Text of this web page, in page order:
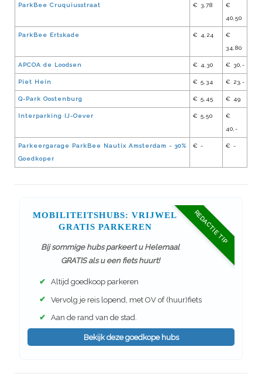
ParkBee Cruquiusstraat € 3,78
€
40,50
ParkBee Ertskade € 4,24
€
34,80
APCOA de Loodsen € 4,30 € 30,-
Piet Hein € 5,34 € 23,-
Q-Park Oostenburg € 5,45 € 49
Interparking IJ-Oever € 5,50
€
40,-
Parkeergarage ParkBee Nautix Amsterdam - 30%
Goedkoper
€ - € -
REDACTIE TIP
MOBILITEITSHUBS: VRIJWEL
GRATIS PARKEREN
Bij sommige hubs parkeert u Helemaal
GRATIS als u een fiets huurt!
✔ Altijd goedkoop parkeren
✔ Vervolg je reis lopend, met OV of (huur)fiets
✔ Aan de rand van de stad.
Bekijk deze goedkope hubs